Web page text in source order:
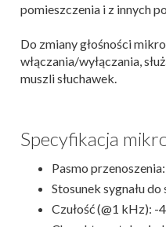
pomieszczenia i z innych
Do zmiany głośności
włączania/wyłączania,
muszli słuchawek.
Specyfikacja
Pasmo
Stosunek sygnału do
Czułość (@1 kHz): -